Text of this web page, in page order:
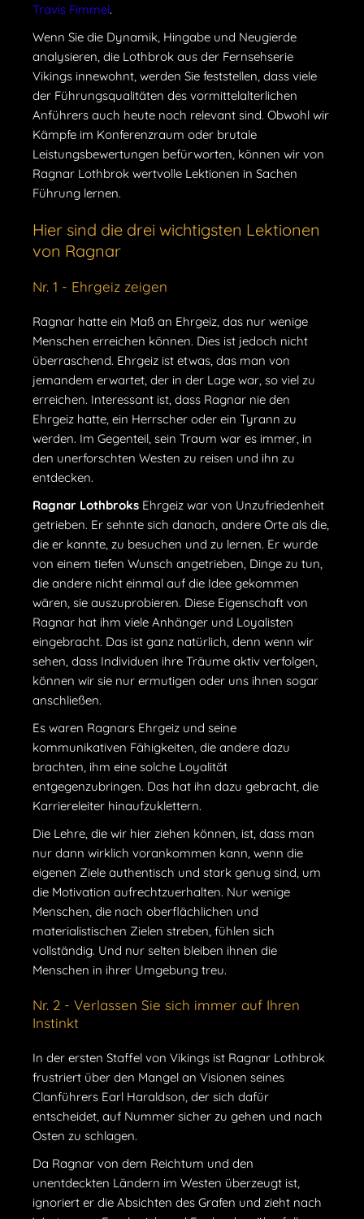
Travis Fimmel.
Wenn Sie die Dynamik, Hingabe und Neugierde
analysieren, die Lothbrok aus der Fernsehserie
Vikings innewohnt, werden Sie feststellen, dass viele
der Führungsqualitäten des vormittelalterlichen
Anführers auch heute noch relevant sind. Obwohl wir
Kämpfe im Konferenzraum oder brutale
Leistungsbewertungen befürworten, können wir von
Ragnar Lothbrok wertvolle Lektionen in Sachen
Führung lernen.
Hier sind die drei wichtigsten Lektionen
von Ragnar
Nr. 1 - Ehrgeiz zeigen
Ragnar hatte ein Maß an Ehrgeiz, das nur wenige
Menschen erreichen können. Dies ist jedoch nicht
überraschend. Ehrgeiz ist etwas, das man von
jemandem erwartet, der in der Lage war, so viel zu
erreichen. Interessant ist, dass Ragnar nie den
Ehrgeiz hatte, ein Herrscher oder ein Tyrann zu
werden. Im Gegenteil, sein Traum war es immer, in
den unerforschten Westen zu reisen und ihn zu
entdecken.
Ragnar Lothbroks Ehrgeiz war von Unzufriedenheit
getrieben. Er sehnte sich danach, andere Orte als die,
die er kannte, zu besuchen und zu lernen. Er wurde
von einem tiefen Wunsch angetrieben, Dinge zu tun,
die andere nicht einmal auf die Idee gekommen
wären, sie auszuprobieren. Diese Eigenschaft von
Ragnar hat ihm viele Anhänger und Loyalisten
eingebracht. Das ist ganz natürlich, denn wenn wir
sehen, dass Individuen ihre Träume aktiv verfolgen,
können wir sie nur ermutigen oder uns ihnen sogar
anschließen.
Es waren Ragnars Ehrgeiz und seine
kommunikativen Fähigkeiten, die andere dazu
brachten, ihm eine solche Loyalität
entgegenzubringen. Das hat ihn dazu gebracht, die
Karriereleiter hinaufzuklettern.
Die Lehre, die wir hier ziehen können, ist, dass man
nur dann wirklich vorankommen kann, wenn die
eigenen Ziele authentisch und stark genug sind, um
die Motivation aufrechtzuerhalten. Nur wenige
Menschen, die nach oberflächlichen und
materialistischen Zielen streben, fühlen sich
vollständig. Und nur selten bleiben ihnen die
Menschen in ihrer Umgebung treu.
Nr. 2 - Verlassen Sie sich immer auf Ihren
Instinkt
In der ersten Staffel von Vikings ist Ragnar Lothbrok
frustriert über den Mangel an Visionen seines
Clanführers Earl Haraldson, der sich dafür
entscheidet, auf Nummer sicher zu gehen und nach
Osten zu schlagen.
Da Ragnar von dem Reichtum und den
unentdeckten Ländern im Westen überzeugt ist,
ignoriert er die Absichten des Grafen und zieht nach